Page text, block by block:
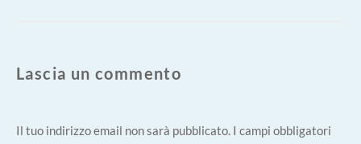
Lascia un commento
Il tuo indirizzo email non sarà pubblicato. I campi obbligatori